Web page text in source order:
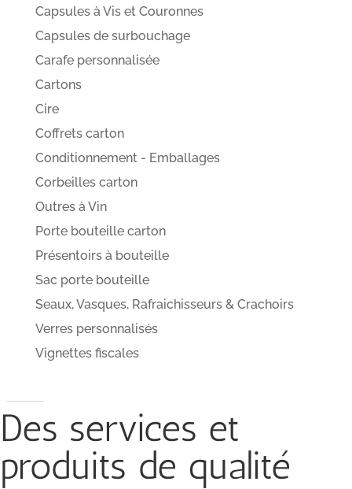
Capsules à Vis et Couronnes
Capsules de surbouchage
Carafe personnalisée
Cartons
Cire
Coffrets carton
Conditionnement - Emballages
Corbeilles carton
Outres à Vin
Porte bouteille carton
Présentoirs à bouteille
Sac porte bouteille
Seaux, Vasques, Rafraichisseurs & Crachoirs
Verres personnalisés
Vignettes fiscales
Des services et
produits de qualité